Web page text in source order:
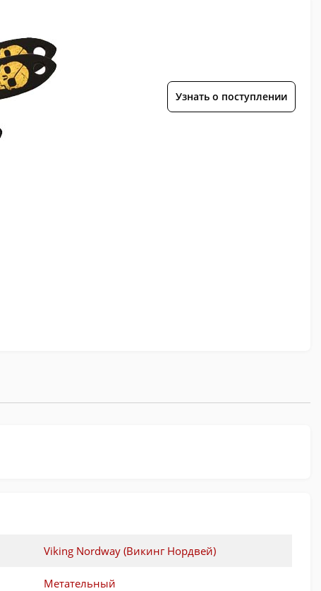
Узнать о поступлении
Viking Nordway (Викинг Нордвей)
Метательный